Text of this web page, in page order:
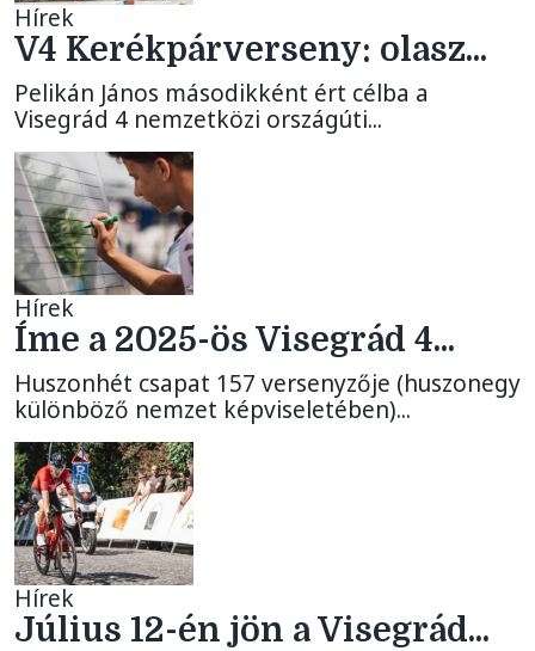
Hírek
V4 Kerékpárverseny: olasz...
Pelikán János másodikként ért célba a
Visegrád 4 nemzetközi országúti...
Hírek
Íme a 2025-ös Visegrád 4...
Huszonhét csapat 157 versenyzője (huszonegy
különböző nemzet képviseletében)...
Hírek
Július 12-én jön a Visegrád...